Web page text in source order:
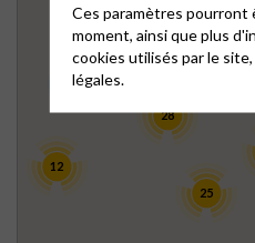
45
12
28
25
15
8
Ces paramètres
moment, ainsi que plus
cookies utilisés par le
légales.